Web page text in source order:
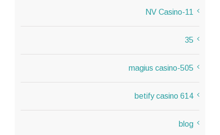
11-NV Casino
35
505-magius casino
614 betify casino
blog